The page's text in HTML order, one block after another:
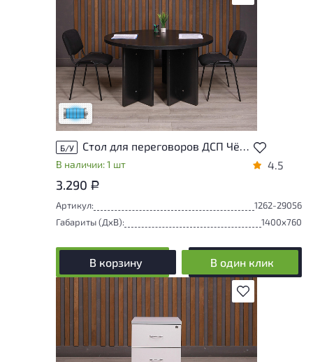
Состояние товара приближено к новому,
могут присутствовать незначительные
следы эксплуатации
Низкая степень износа
Б/У Стол для переговоров ДСП Чёрный Россия
В наличии: 1 шт 4.5
3.290 Р
Артикул:
1262-29056
Габариты (ДxВ):
1400x760
В корзину В один клик
В избранное